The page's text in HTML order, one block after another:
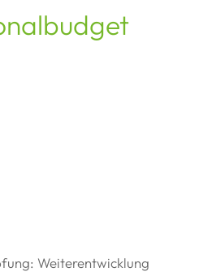
Weiterentwicklung